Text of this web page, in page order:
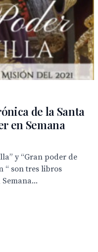
de la Santa
en Semana
y “Gran poder de
“ son tres libros